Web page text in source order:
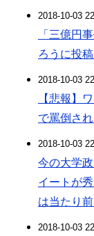
2018-10-03
「三億円
ろうに投
2018-10-03
【悲報】
で罵倒さ
2018-10-03
今の大学
イートが
は当たり
2018-10-03